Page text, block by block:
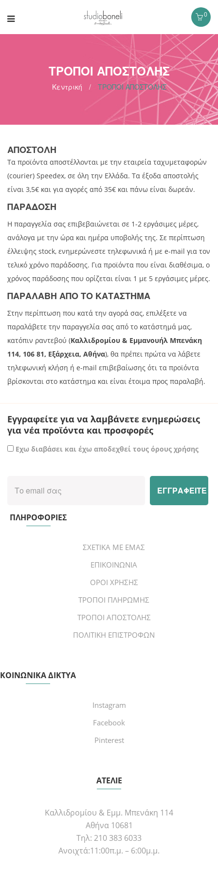
0
ΤΡΟΠΟΙ ΑΠΟΣΤΟΛΗΣ
Κεντρική / ΤΡΟΠΟΙ ΑΠΟΣΤΟΛΗΣ
ΑΠΟΣΤΟΛΗ
Τα προϊόντα αποστέλλονται με την εταιρεία ταχυμεταφορών
(courier) Speedex, σε όλη την Ελλάδα. Τα έξοδα αποστολής
είναι 3,5€ και για αγορές από 35€ και πάνω είναι δωρεάν.
ΠΑΡΑΔΟΣΗ
Η παραγγελία σας επιβεβαιώνεται σε 1-2 εργάσιμες μέρες,
ανάλογα με την ώρα και ημέρα υποβολής της. Σε περίπτωση
έλλειψης stock, ενημερώνεστε τηλεφωνικά ή με e-mail για τον
τελικό χρόνο παράδοσης. Για προϊόντα που είναι διαθέσιμα, ο
χρόνος παράδοσης που ορίζεται είναι 1 με 5 εργάσιμες μέρες.
ΠΑΡΑΛΑΒΗ ΑΠΟ ΤΟ ΚΑΤΑΣΤΗΜΑ
Στην περίπτωση που κατά την αγορά σας, επιλέξετε να
παραλάβετε την παραγγελία σας από το κατάστημά μας,
κατόπιν ραντεβού (Καλλιδρομίου & Εμμανουήλ Μπενάκη
114, 106 81, Εξάρχεια, Αθήνα), θα πρέπει πρώτα να λάβετε
τηλεφωνική κλήση ή e-mail επιβεβαίωσης ότι τα προϊόντα
βρίσκονται στο κατάστημα και είναι έτοιμα προς παραλαβή.
Εγγραφείτε για να λαμβάνετε ενημερώσεις
για νέα προϊόντα και προσφορές
Εχω διαβάσει και έχω αποδεχθεί τους όρους χρήσης
ΠΛΗΡΟΦΟΡΙΕΣ
ΣΧΕΤΙΚΑ ΜΕ ΕΜΑΣ
ΕΠΙΚΟΙΝΩΝΙΑ
ΟΡΟΙ ΧΡΗΣΗΣ
ΤΡΟΠΟΙ ΠΛΗΡΩΜΗΣ
ΤΡΟΠΟΙ ΑΠΟΣΤΟΛΗΣ
ΠΟΛΙΤΙΚΗ ΕΠΙΣΤΡΟΦΩΝ
ΚΟΙΝΩΝΙΚΑ ΔΙΚΤΥΑ
Instagram
Facebook
Pinterest
ΑΤΕΛΙΕ
Καλλιδρομίου & Εμμ. Μπενάκη 114
Αθήνα 10681
Τηλ: 210 383 6033
Ανοιχτά:11:00π.μ. – 6:00μ.μ.